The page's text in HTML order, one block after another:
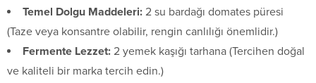
Temel Dolgu Maddeleri: 2 su bardağı domates püresi
(Taze veya konsantre olabilir, rengin canlılığı önemlidir.)
Fermente Lezzet: 2 yemek kaşığı tarhana (Tercihen doğal
ve kaliteli bir marka tercih edin.)